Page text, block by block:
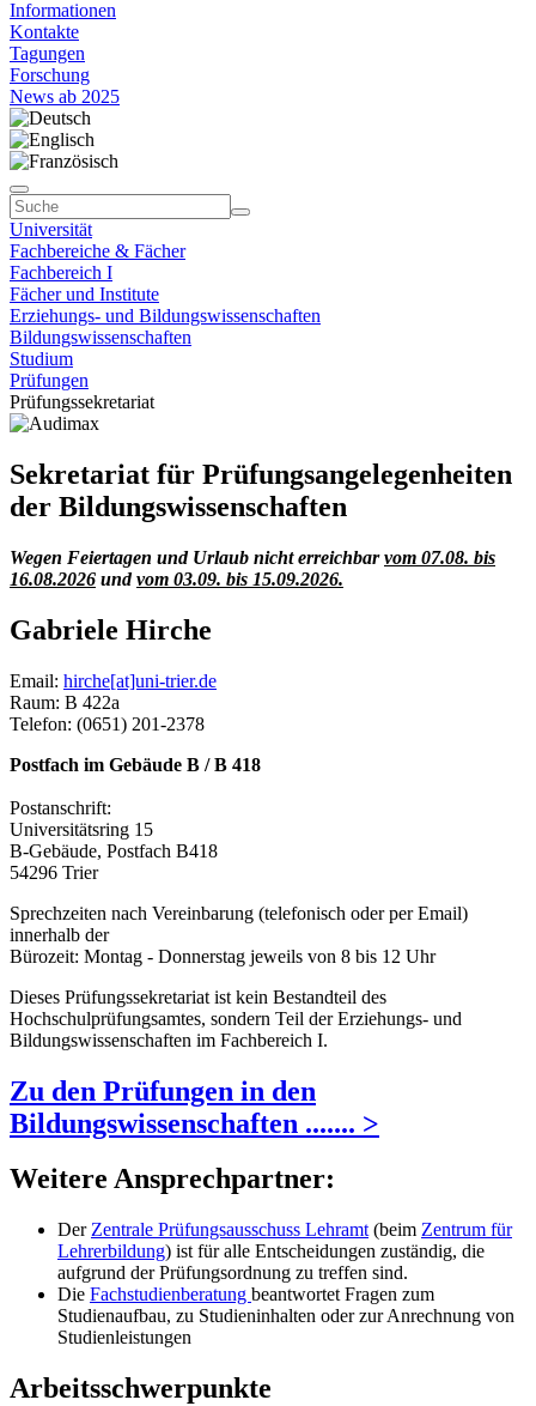
Informationen
Kontakte
Tagungen
Forschung
News ab 2025
Universität
Fachbereiche & Fächer
Fachbereich I
Fächer und Institute
Erziehungs- und Bildungswissenschaften
Bildungswissenschaften
Studium
Prüfungen
Prüfungssekretariat
Sekretariat für Prüfungsangelegenheiten
der Bildungswissenschaften
Wegen Feiertagen und Urlaub nicht erreichbarvom 07.08. bis
16.08.2026 undvom 03.09. bis 15.09.2026.
Gabriele Hirche
Email: hirche[at]uni-trier.de
Raum: B 422a
Telefon: (0651) 201-2378
Postfach im Gebäude B / B 418
Postanschrift:
Universitätsring 15
B-Gebäude, Postfach B418
54296 Trier
Sprechzeiten nach Vereinbarung (telefonisch oder per Email)
innerhalb der
Bürozeit: Montag - Donnerstag jeweils von 8 bis 12 Uhr
Dieses Prüfungssekretariat ist kein Bestandteil des
Hochschulprüfungsamtes, sondern Teil der Erziehungs- und
Bildungswissenschaften im Fachbereich I.
Zu den Prüfungen in den
Bildungswissenschaften ....... >
Weitere Ansprechpartner:
Der Zentrale Prüfungsausschuss Lehramt (beim Zentrum für
Lehrerbildung) ist für alle Entscheidungen zuständig, die
aufgrund der Prüfungsordnung zu treffen sind.
Die Fachstudienberatung beantwortet Fragen zum
Studienaufbau, zu Studieninhalten oder zur Anrechnung von
Studienleistungen
Arbeitsschwerpunkte